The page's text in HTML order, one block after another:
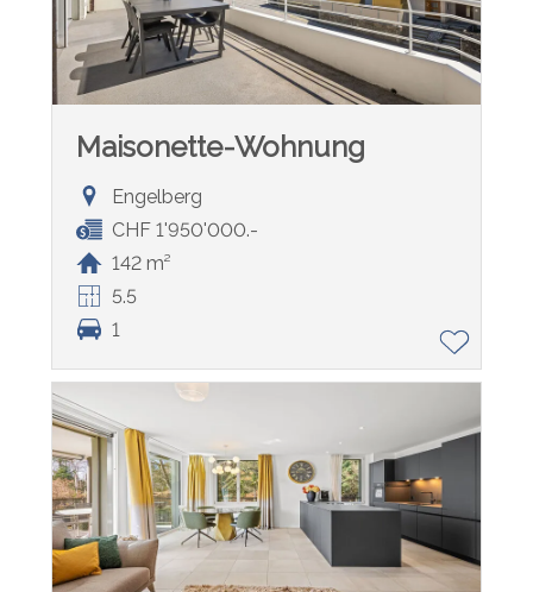
Maisonette-Wohnung
Engelberg
CHF 1'950'000.-
142 m²
5.5
1